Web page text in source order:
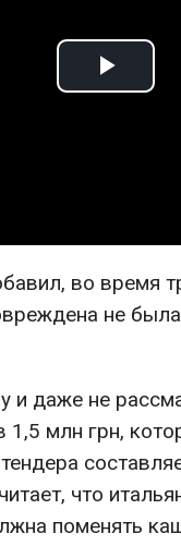
Play
во время
не
и даже не
1,5 млн грн,
что
поменять